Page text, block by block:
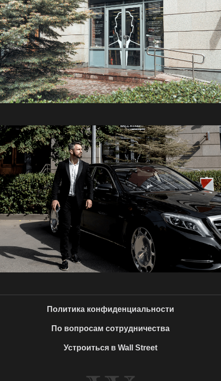
Устроиться в Wall Street
По вопросам сотрудничества
Политика конфиденциальности